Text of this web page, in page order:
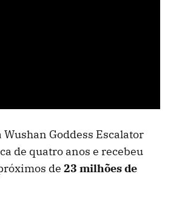
Wushan Goddess Escalator
de quatro anos e recebeu
de 23 milhões de